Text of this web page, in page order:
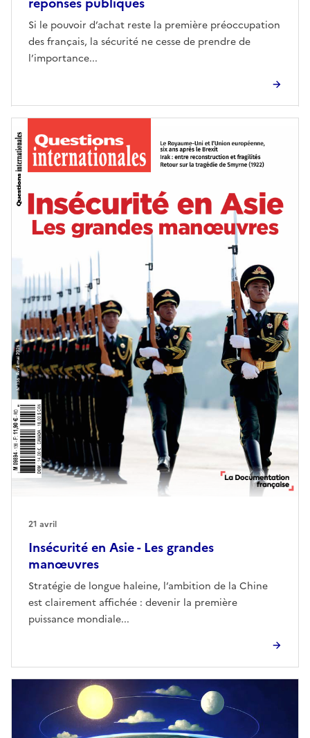
Si le pouvoir d’achat reste la première préoccupation
des français, la sécurité ne cesse de prendre de
l’importance...
Insécurité en Asie - Les grandes
manœuvres
Stratégie de longue haleine, l’ambition de la Chine
est clairement affichée : devenir la première
puissance mondiale...
21 avril